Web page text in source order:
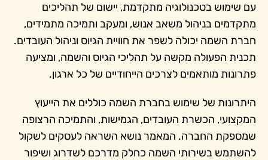
עם שימוש בטכנולוגיה מתקדמת, יישום של תהליכים
מתקדמים בניהול משאב אנוש, ומעקב ותמיכה מתמידים,
חברת השמה יכולה לשפר את חוויית הגיוס וניהול העובדים.
תכנית הפעולה מקשה על תהליכי הגיוס והשמה, ומציעה
פתרונות מותאמים לצרכים הייחודיים של כל ארגון.
היתרונות של שימוש בחברת השמה כוללים את הייעוץ
המקצועי, הכשרת העובדים, הגמישות, והתמיכה הרצופה
שמספקת החברה. המאמר נושא השראה לעסקים לשקול
להשתמש בשירותי השמה כחלק מדרכם לשדרוג ושיפור